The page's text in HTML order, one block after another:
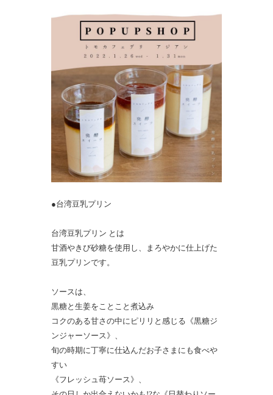
●台湾豆乳プリン
台湾豆乳プリン とは
甘酒やきび砂糖を使用し、まろやかに仕上げた
豆乳プリンです。
ソースは、
黒糖と生姜をことこと煮込み
コクのある甘さの中にピリリと感じる《黒糖ジ
ンジャーソース》、
旬の時期に丁寧に仕込んだお子さまにも食べや
すい
《フレッシュ苺ソース》、